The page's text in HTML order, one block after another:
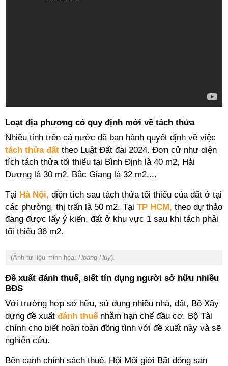
Loạt địa phương có quy định mới về tách thửa
Nhiều tỉnh trên cả nước đã ban hành quyết định về việc
tách thửa đất theo Luật Đất đai 2024. Đơn cử như diện
tích tách thửa tối thiểu tại Bình Định là 40 m2, Hải
Dương là 30 m2, Bắc Giang là 32 m2,...
Tại Hà Nội, diện tích sau tách thửa tối thiểu của đất ở tại
các phường, thị trấn là 50 m2. Tại TP HCM, theo dự thảo
đang được lấy ý kiến, đất ở khu vực 1 sau khi tách phải
tối thiểu 36 m2.
(Ảnh tư liệu minh họa: Hoàng Huy).
Đề xuất đánh thuế, siết tín dụng người sở hữu nhiều
BĐS
Với trường hợp sở hữu, sử dụng nhiều nhà, đất, Bộ Xây
dựng đề xuất đánh thuế nhằm hạn chế đầu cơ. Bộ Tài
chính cho biết hoàn toàn đồng tình với đề xuất này và sẽ
nghiên cứu.
Bên cạnh chính sách thuế, Hội Môi giới Bất động sản